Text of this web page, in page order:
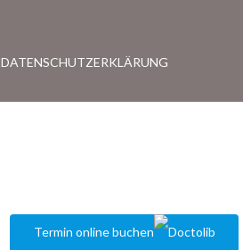
Termin online buchen
DATENSCHUTZERKLÄRUNG